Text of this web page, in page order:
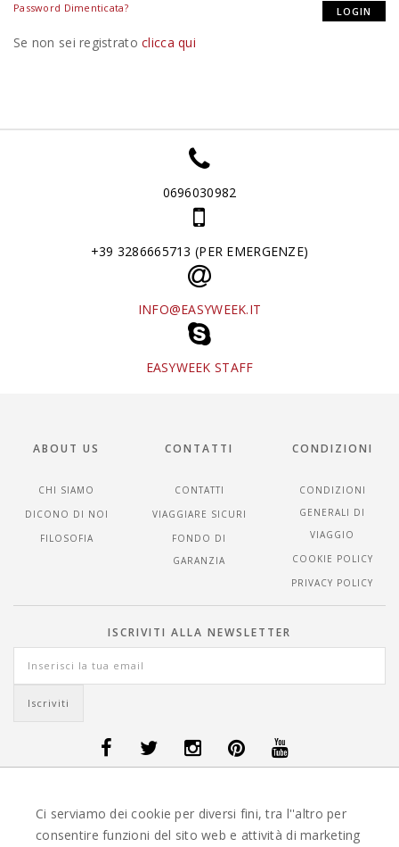
Password Dimenticata?
Se non sei registratoclicca qui
0696030982
+39 3286665713 (PER EMERGENZE)
INFO@EASYWEEK.IT
EASYWEEK STAFF
ABOUT US
CHI SIAMO
DICONO DI NOI
FILOSOFIA
CONTATTI
CONTATTI
VIAGGIARE SICURI
FONDO DI
GARANZIA
CONDIZIONI
CONDIZIONI
GENERALI DI
VIAGGIO
COOKIE POLICY
PRIVACY POLICY
ISCRIVITI ALLA NEWSLETTER
VIAGGI GUATEMALA -OFFERTE VIAGGI ISLANDA -OFFERTE VIAGGI
OFFERTE VIAGGI MAURITIUS OFFERTE VIAGGI MESSICO
OFFERTE VIAGGI NORVEGIA- OFFERTE VIAGGI PORTOGALLO-
Ci serviamo dei cookie per diversi fini, tra l''altro per
consentire funzioni del sito web e attività di marketing